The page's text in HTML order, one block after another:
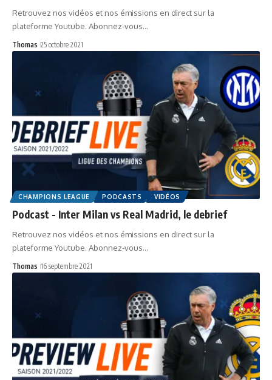
Retrouvez nos vidéos et nos émissions en direct sur la
plateforme Youtube. Abonnez-vous…
Thomas 25 octobre 2021
CHAMPIONS LEAGUE PODCASTS VIDÉOS
Podcast - Inter Milan vs Real Madrid, le debrief
Retrouvez nos vidéos et nos émissions en direct sur la
plateforme Youtube. Abonnez-vous…
Thomas 16 septembre 2021